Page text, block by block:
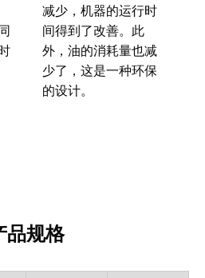
减少，机器的运行时
间得到了改善。此
外，油的消耗量也减
少了，这是一种环保
的设计。
品规格